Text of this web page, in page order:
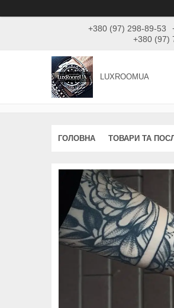
+380 (97) 298-89-53
+380 (97)
LUXROOMUА
ГОЛОВНА ТОВАРИ ТА